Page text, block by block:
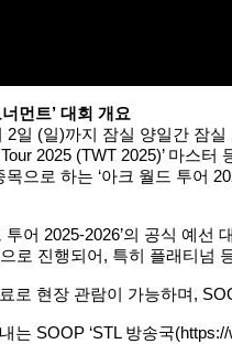
먼트’ 대회 개요
2일 (일)까지 잠실 양일간 잠
Tour 2025 (TWT 2025)’ 마스
으로 하는 ‘아크 월드 투어
투어 2025-2026’의 공식 예
로 진행되어, 특히 플래티넘
로 현장 관람이 가능하며,
는 SOOP ‘STL 방송국(